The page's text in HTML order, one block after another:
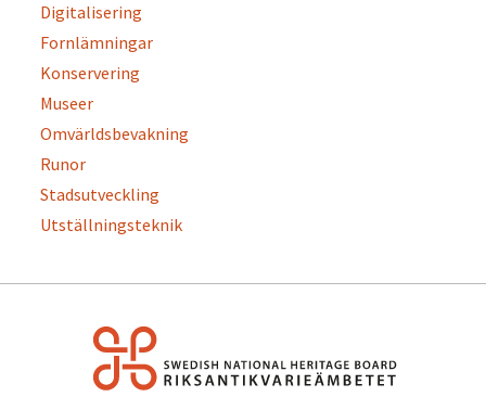
Digitalisering
Fornlämningar
Konservering
Museer
Omvärldsbevakning
Runor
Stadsutveckling
Utställningsteknik